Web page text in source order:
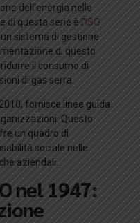
dell’energia nelle
di questa serie è l’ ISO
sistema di gestione
di questo
il consumo di
di gas serra.
fornisce linee guida
Questo
un quadro di
sociale nelle
aziendali.
nel 1947: